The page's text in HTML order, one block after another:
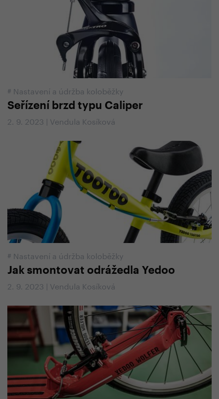
# Nastavení a údržba koloběžky
Seřízení brzd typu Caliper
2. 9. 2023 | Vendula Kosíková
# Nastavení a údržba koloběžky
Jak smontovat odrážedla Yedoo
2. 9. 2023 | Vendula Kosíková